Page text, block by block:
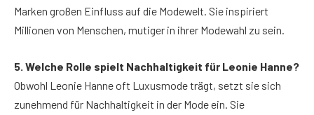
Marken großen Einfluss auf die Modewelt. Sie inspiriert
Millionen von Menschen, mutiger in ihrer Modewahl zu sein.
5. Welche Rolle spielt Nachhaltigkeit für Leonie Hanne?
Obwohl Leonie Hanne oft Luxusmode trägt, setzt sie sich
zunehmend für Nachhaltigkeit in der Mode ein. Sie